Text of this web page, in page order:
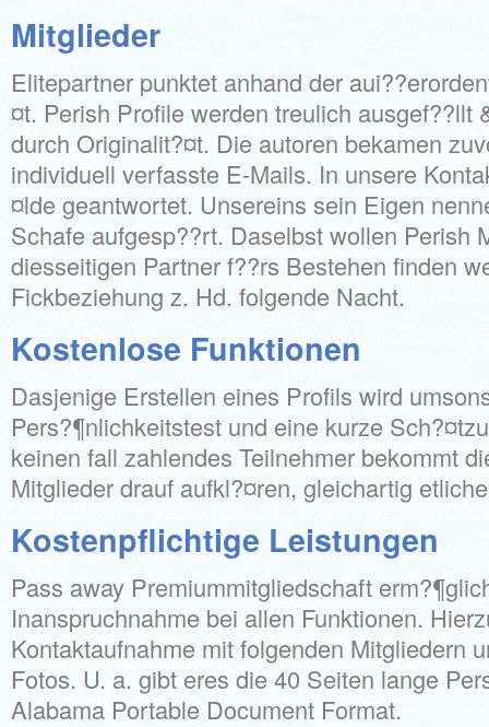
Mitglieder
Elitepartner punktet anhand der
¤t. Perish Profile werden treulich ausgef??llt
durch Originalit?¤t. Die autoren bekamen
individuell verfasste E-Mails. In unsere
¤lde geantwortet. Unsereins sein Eigen
Schafe aufgesp??rt. Daselbst wollen Perish
diesseitigen Partner f??rs Bestehen finden
Fickbeziehung z. Hd. folgende Nacht.
Kostenlose Funktionen
Dasjenige Erstellen eines Profils wird
Pers?¶nlichkeitstest und eine kurze
keinen fall zahlendes Teilnehmer bekommt
Mitglieder drauf aufkl?¤ren, gleichartig
Kostenpflichtige Leistungen
Pass away Premiummitgliedschaft
Inanspruchnahme bei allen Funktionen.
Kontaktaufnahme mit folgenden Mitgliedern
Fotos. U. a. gibt eres die 40 Seiten lange
Alabama Portable Document Format.